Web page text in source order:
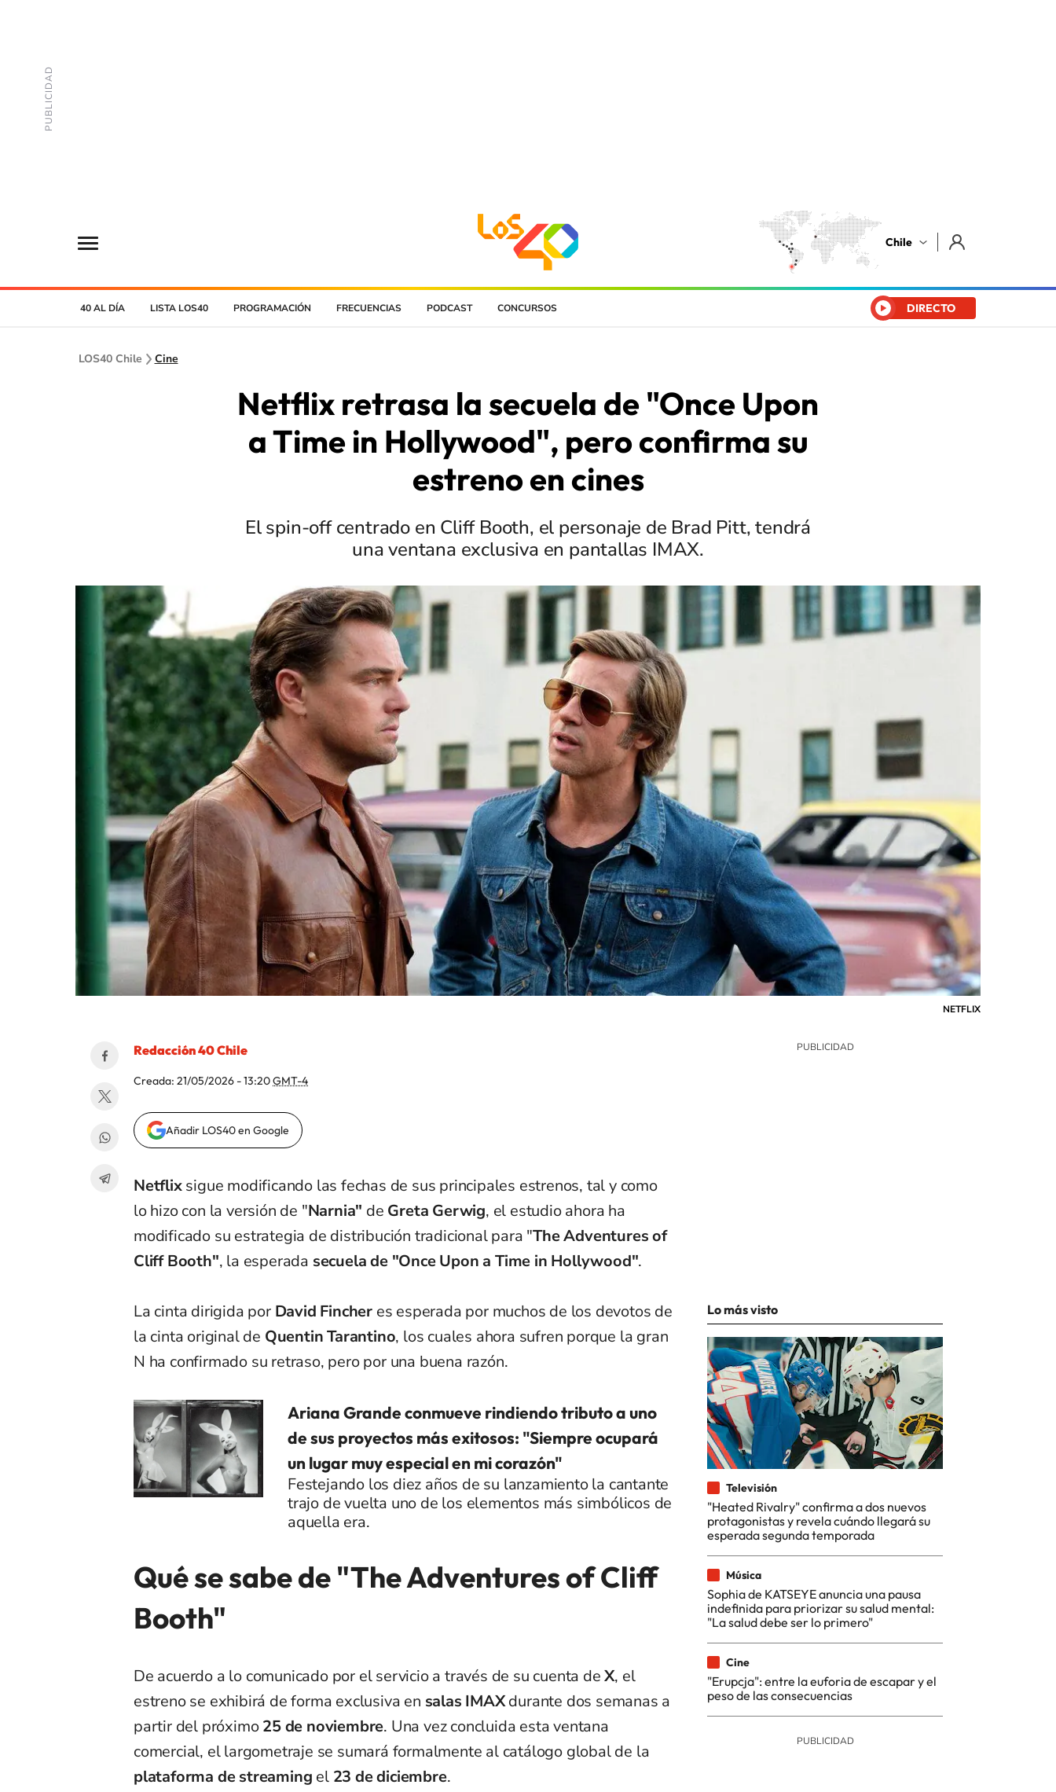
Chile
40 AL DÍA LISTA LOS40 PROGRAMACIÓN FRECUENCIAS PODCAST CONCURSOS DIRECTO
LOS40 Chile Cine
Netflix retrasa la secuela de "Once Upon
a Time in Hollywood", pero confirma su
estreno en cines
El spin-off centrado en Cliff Booth, el personaje de Brad Pitt, tendrá
una ventana exclusiva en pantallas IMAX.
NETFLIX
Redacción 40 Chile
Creada: 21/05/2026 - 13:20GMT-4
Añadir LOS40 en Google
Netflixsigue modificando las fechas de sus principales estrenos, tal y como
lo hizo con la versión de "Narnia" de Greta Gerwig, el estudio ahora ha
modificado su estrategia de distribución tradicional para "The Adventures of
Cliff Booth", la esperada secuela de "Once Upon a Time in Hollywood".
La cinta dirigida por David Fincher es esperada por muchos de los devotos de
la cinta original de Quentin Tarantino, los cuales ahora sufren porque la gran
N ha confirmado su retraso, pero por una buena razón.
Ariana Grande conmueve rindiendo tributo a uno
de sus proyectos más exitosos: "Siempre ocupará
un lugar muy especial en mi corazón"
Festejando los diez años de su lanzamiento la cantante
trajo de vuelta uno de los elementos más simbólicos de
aquella era.
Qué se sabe de "The Adventures of Cliff
Booth"
De acuerdo a lo comunicado por el servicio a través de su cuenta deX, el
estreno se exhibirá de forma exclusiva en salas IMAXdurante dos semanas a
partir del próximo25 de noviembre. Una vez concluida esta ventana
comercial, el largometraje se sumará formalmente al catálogo global de la
plataforma de streaming el 23 de diciembre.
Lo más visto
Televisión
"Heated Rivalry" confirma a dos nuevos
protagonistas y revela cuándo llegará su
esperada segunda temporada
Música
Sophia de KATSEYE anuncia una pausa
indefinida para priorizar su salud mental:
"La salud debe ser lo primero"
Cine
"Erupcja": entre la euforia de escapar y el
peso de las consecuencias